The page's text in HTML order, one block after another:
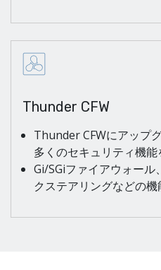
Thunder CFW
Thunder CFWにアップ
多くのセキュリティ機
Gi/SGiファイアウォール
クステアリングなどの